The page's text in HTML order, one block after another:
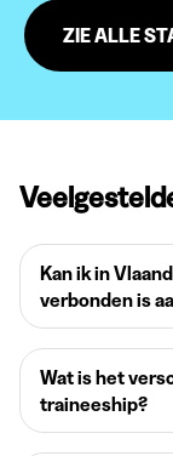
ZIE ALLE
Kan ik in
verbonden is
Wat is het
traineeship?